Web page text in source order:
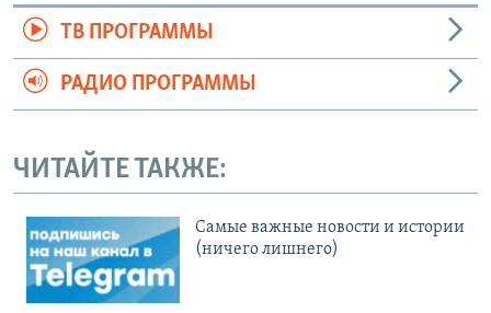
ТВ ПРОГРАММЫ
РАДИО ПРОГРАММЫ
ЧИТАЙТЕ ТАКЖЕ:
Cамые важные новости и истории
(ничего лишнего)